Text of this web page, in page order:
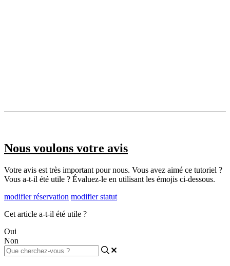
Nous voulons votre avis
Votre avis est très important pour nous. Vous avez aimé ce tutoriel ?
Vous a-t-il été utile ? Évaluez-le en utilisant les émojis ci-dessous.
modifier réservation modifier statut
Cet article a-t-il été utile ?
Oui
Non